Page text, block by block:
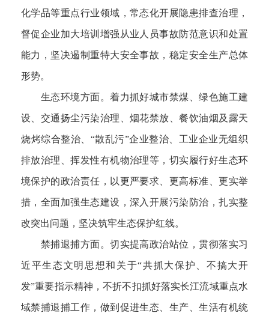
化学品等重点行业领域，常态化开展隐患排查治理，
督促企业加大培训增强从业人员事故防范意识和处置
能力，坚决遏制重特大安全事故，稳定安全生产总体
形势。
生态环境方面。着力抓好城市禁煤、绿色施工建
设、交通扬尘污染治理、烟花禁放、餐饮油烟及露天
烧烤综合整治、“散乱污”企业整治、工业企业无组织
排放治理、挥发性有机物治理等，切实履行好生态环
境保护的政治责任，以更严要求、更高标准、更实举
措，全面加强生态建设，深入开展污染防治，扎实整
改突出问题，坚决筑牢生态保护红线。
禁捕退捕方面。切实提高政治站位，贯彻落实习
近平生态文明思想和关于“共抓大保护、不搞大开
发”重要指示精神，不折不扣抓好落实长江流域重点水
域禁捕退捕工作，做到促进生态、生产、生活有机统